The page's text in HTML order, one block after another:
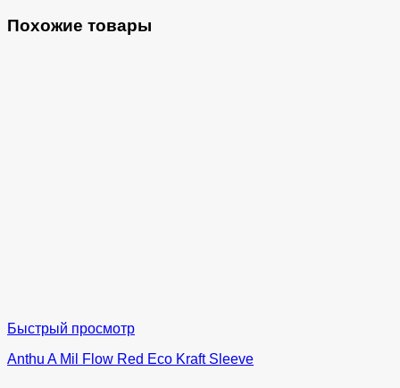
Похожие товары
Быстрый просмотр
Anthu A Mil Flow Red Eco Kraft Sleeve